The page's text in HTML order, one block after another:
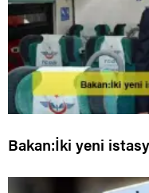
Bakan:İki yeni